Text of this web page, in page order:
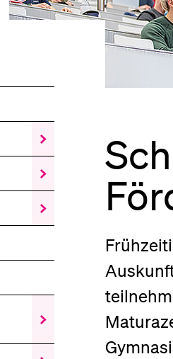
Zeige
das
Studieren
Luzern
Untermenü
Zeige
das
Studien­
angebot
Untermenü
Zeige
das
Infoveranstaltungen
Zeige
Lehrveranstaltungen,